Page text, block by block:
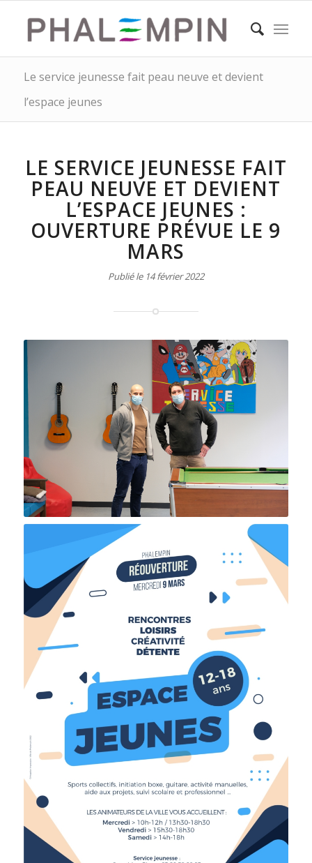
Le service jeunesse fait peau neuve et devient
l’espace jeunes
LE SERVICE JEUNESSE FAIT
PEAU NEUVE ET DEVIENT
L’ESPACE JEUNES :
OUVERTURE PRÉVUE LE 9
MARS
Publié le 14 février 2022